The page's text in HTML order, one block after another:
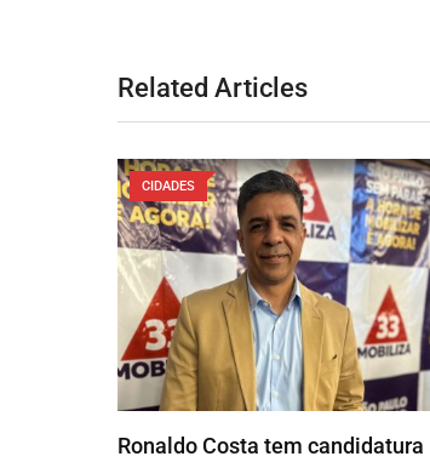
Related Articles
CIDADES
Ronaldo Costa tem candidatura